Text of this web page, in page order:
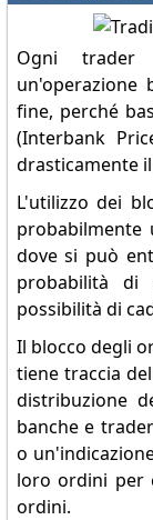
Ogni
fine, perché
(Interbank
drasticamente
L'utilizzo dei
probabilmente
dove si può
probabilità di
possibilità di
Il blocco degli
tiene traccia
distribuzione
banche e
o
loro ordini per
ordini.